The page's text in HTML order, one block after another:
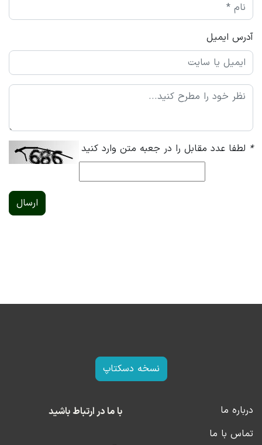
آدرس ایمیل
* لطفا عدد مقابل را در جعبه متن وارد کنید
ارسال
نسخه دسکتاپ
درباره ما
تماس با ما
با ما در ارتباط باشید